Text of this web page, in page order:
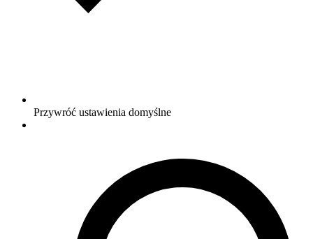
Przywróć ustawienia domyślne